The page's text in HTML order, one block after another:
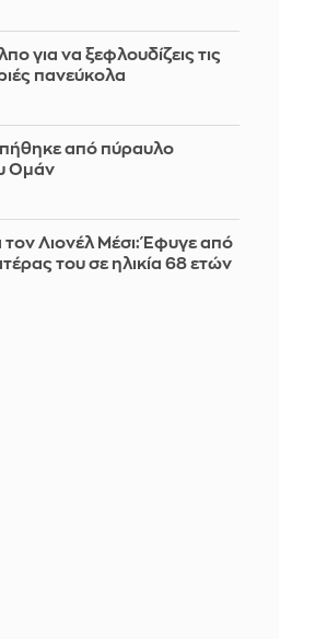
για να ξεφλουδίζεις τις
πανεύκολα
από πύραυλο
Ομάν
Λιονέλ Μέσι: Έφυγε από
του σε ηλικία 68 ετών